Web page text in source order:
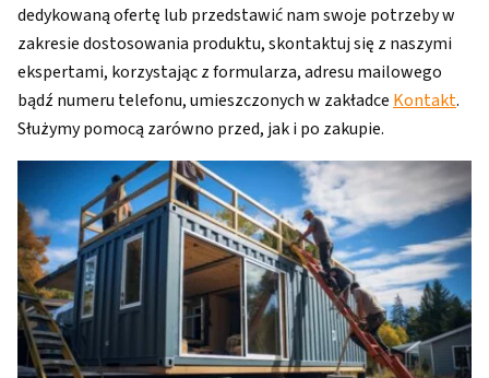
dedykowaną ofertę lub przedstawić nam swoje potrzeby w
zakresie dostosowania produktu, skontaktuj się z naszymi
ekspertami, korzystając z formularza, adresu mailowego
bądź numeru telefonu, umieszczonych w zakładce Kontakt.
Służymy pomocą zarówno przed, jak i po zakupie.